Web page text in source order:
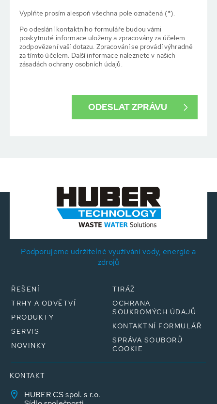
Vyplňte prosím alespoň všechna pole označená (*).
Po odeslání kontaktního formuláře budou vámi
poskytnuté informace uloženy a zpracovány za účelem
zodpovězení vaší dotazu. Zpracování se provádí výhradně
za tímto účelem. Další informace naleznete v našich
zásadách ochrany osobních údajů.
ODESLAT ZPRÁVU
Podporujeme udržitelné využívání vody, energie a
zdrojů
ŘEŠENÍ
TRHY A ODVĚTVÍ
PRODUKTY
SERVIS
NOVINKY
TIRÁŽ
OCHRANA
SOUKROMÝCH ÚDAJŮ
KONTAKTNÍ FORMULÁŘ
SPRÁVA SOUBORŮ
COOKIE
KONTAKT
HUBER CS spol. s r.o.